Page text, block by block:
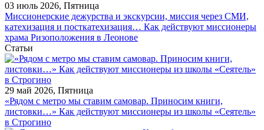
03 июль 2026, Пятница
Миссионерские дежурства и экскурсии, миссия через СМИ,
катехизация и посткатехизация… Как действуют миссионеры
храма Ризоположения в Леонове
Статьи
29 май 2026, Пятница
«Рядом с метро мы ставим самовар. Приносим книги,
листовки…» Как действуют миссионеры из школы «Сеятель»
в Строгино